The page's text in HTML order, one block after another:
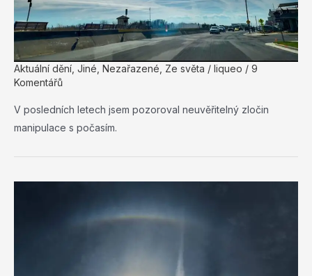
Aktuální dění Jiné Nezařazené Ze světa / liqueo / 9
Komentářů
V posledních letech jsem pozoroval neuvěřitelný zločin
manipulace s počasím.